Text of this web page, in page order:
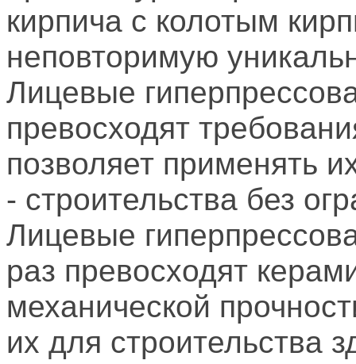
кирпича с колотым
неповторимую
Лицевые
превосходят
позволяет применять
- строительства без
Лицевые
раз превосходят
механической
их для строительства